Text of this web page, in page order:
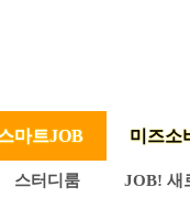
마트JOB 미즈소
스터디룸 JOB! 새